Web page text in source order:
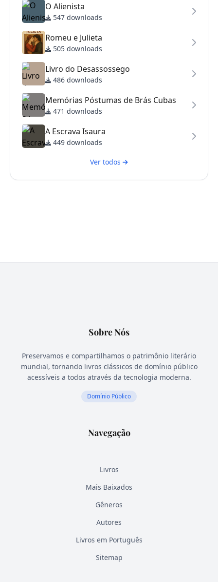
O Alienista
547 downloads
Romeu e Julieta
505 downloads
Livro do Desassossego
486 downloads
Memórias Póstumas de Brás Cubas
471 downloads
A Escrava Isaura
449 downloads
Ver todos
Sobre Nós
Preservamos e compartilhamos o patrimônio literário
mundial, tornando livros clássicos de domínio público
acessíveis a todos através da tecnologia moderna.
Domínio Público
Navegação
Livros
Mais Baixados
Gêneros
Autores
Livros em Português
Sitemap